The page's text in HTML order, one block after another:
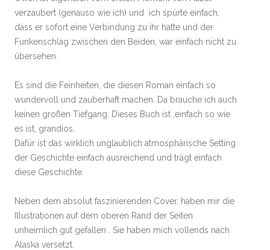
verzaubert (genauso wie ich) und ich spürte einfach,
dass er sofort eine Verbindung zu ihr hatte und der
Funkenschlag zwischen den Beiden, war einfach nicht zu
übersehen.
Es sind die Feinheiten, die diesen Roman einfach so
wundervoll und zauberhaft machen. Da brauche ich auch
keinen großen Tiefgang. Dieses Buch ist ,einfach so wie
es ist, grandios.
Dafür ist das wirklich unglaublich atmosphärische Setting
der Geschichte einfach ausreichend und trägt einfach
diese Geschichte.
Neben dem absolut faszinierenden Cover, haben mir die
Illustrationen auf dem oberen Rand der Seiten
unheimlich gut gefallen . Sie haben mich vollends nach
Alaska versetzt.